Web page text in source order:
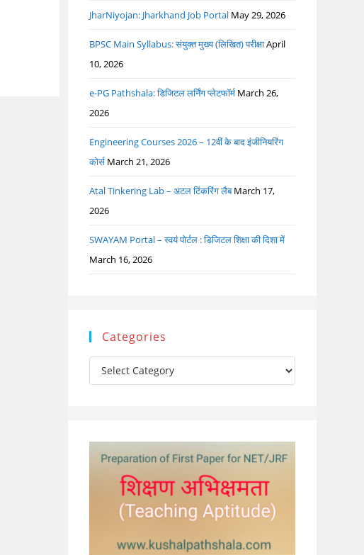
JharNiyojan: Jharkhand Job Portal May 29, 2026
BPSC Main Syllabus: संयुक्त मुख्य (लिखित) परीक्षाApril
10, 2026
e-PG Pathshala: डिजिटल लर्निंग प्लेटफॉर्म March 26,
2026
Engineering Courses 2026 – 12वीं के बाद इंजीनियरिंग
कोर्स March 21, 2026
Atal Tinkering Lab – अटल टिंकरिंग लैब March 17,
2026
SWAYAM Portal – स्वयं पोर्टल : डिजिटल शिक्षा की दिशा में
March 16, 2026
Categories
Categories